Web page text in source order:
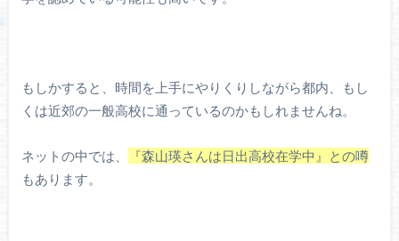
もしかすると、時間を上手にやりくりしながら都内、もし
くは近郊の一般高校に通っているのかもしれませんね。
ネットの中では、
『森山瑛さんは日出高校在学中』との噂
もあります。